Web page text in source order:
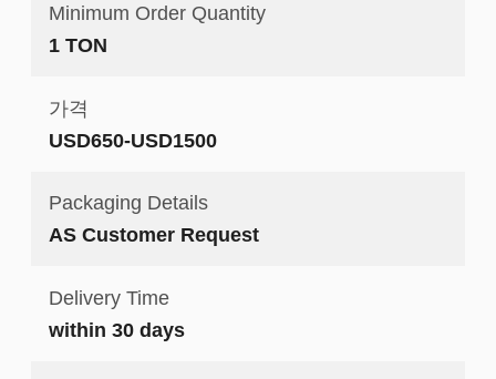
Minimum Order Quantity
1 TON
가격
USD650-USD1500
Packaging Details
AS Customer Request
Delivery Time
within 30 days